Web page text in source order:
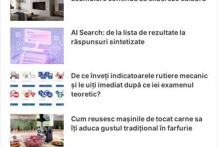
Utilizarea inteligenței artificiale în achiziționarea de
vehicule rulate este o tendință care continuă să crească,
având un impact semnificativ asupra pieței auto. Carvana
și CarMax sunt exemple de companii care nu doar că au
vânzărilor auto. Într-o lume în care schimbările sunt
inevitabile, rămâne de văzut cum vor evolua aceste
tehnologii și ce alte surprize ne mai rezervă inovația
tehnologică.
AI Search: de la lista de rezultate la
răspunsuri sintetizate
De ce înveți indicatoarele rutiere mecanic
și le uiți imediat după ce iei examenul
teoretic?
Cum reusesc mașinile de tocat carne sa
îți aduca gustul tradițional în farfurie